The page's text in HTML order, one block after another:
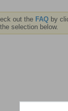
out the FAQby
selection below.